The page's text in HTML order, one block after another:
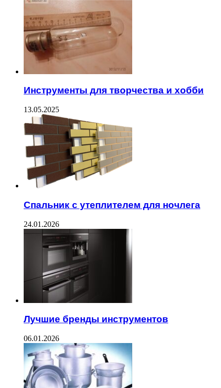
Инструменты для творчества и хобби
13.05.2025
Спальник с утеплителем для ночлега
24.01.2026
Лучшие бренды инструментов
06.01.2026